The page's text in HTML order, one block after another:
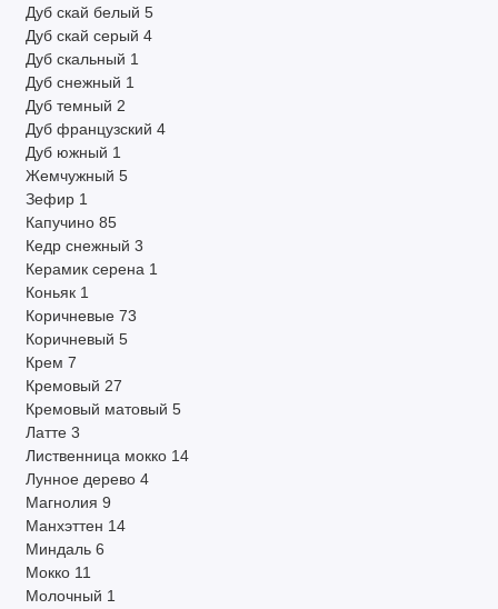
Дуб скай белый 5
Дуб скай серый 4
Дуб скальный 1
Дуб снежный 1
Дуб темный 2
Дуб французский 4
Дуб южный 1
Жемчужный 5
Зефир 1
Капучино 85
Кедр снежный 3
Керамик серена 1
Коньяк 1
Коричневые 73
Коричневый 5
Крем 7
Кремовый 27
Кремовый матовый 5
Латте 3
Лиственница мокко 14
Лунное дерево 4
Магнолия 9
Манхэттен 14
Миндаль 6
Мокко 11
Молочный 1